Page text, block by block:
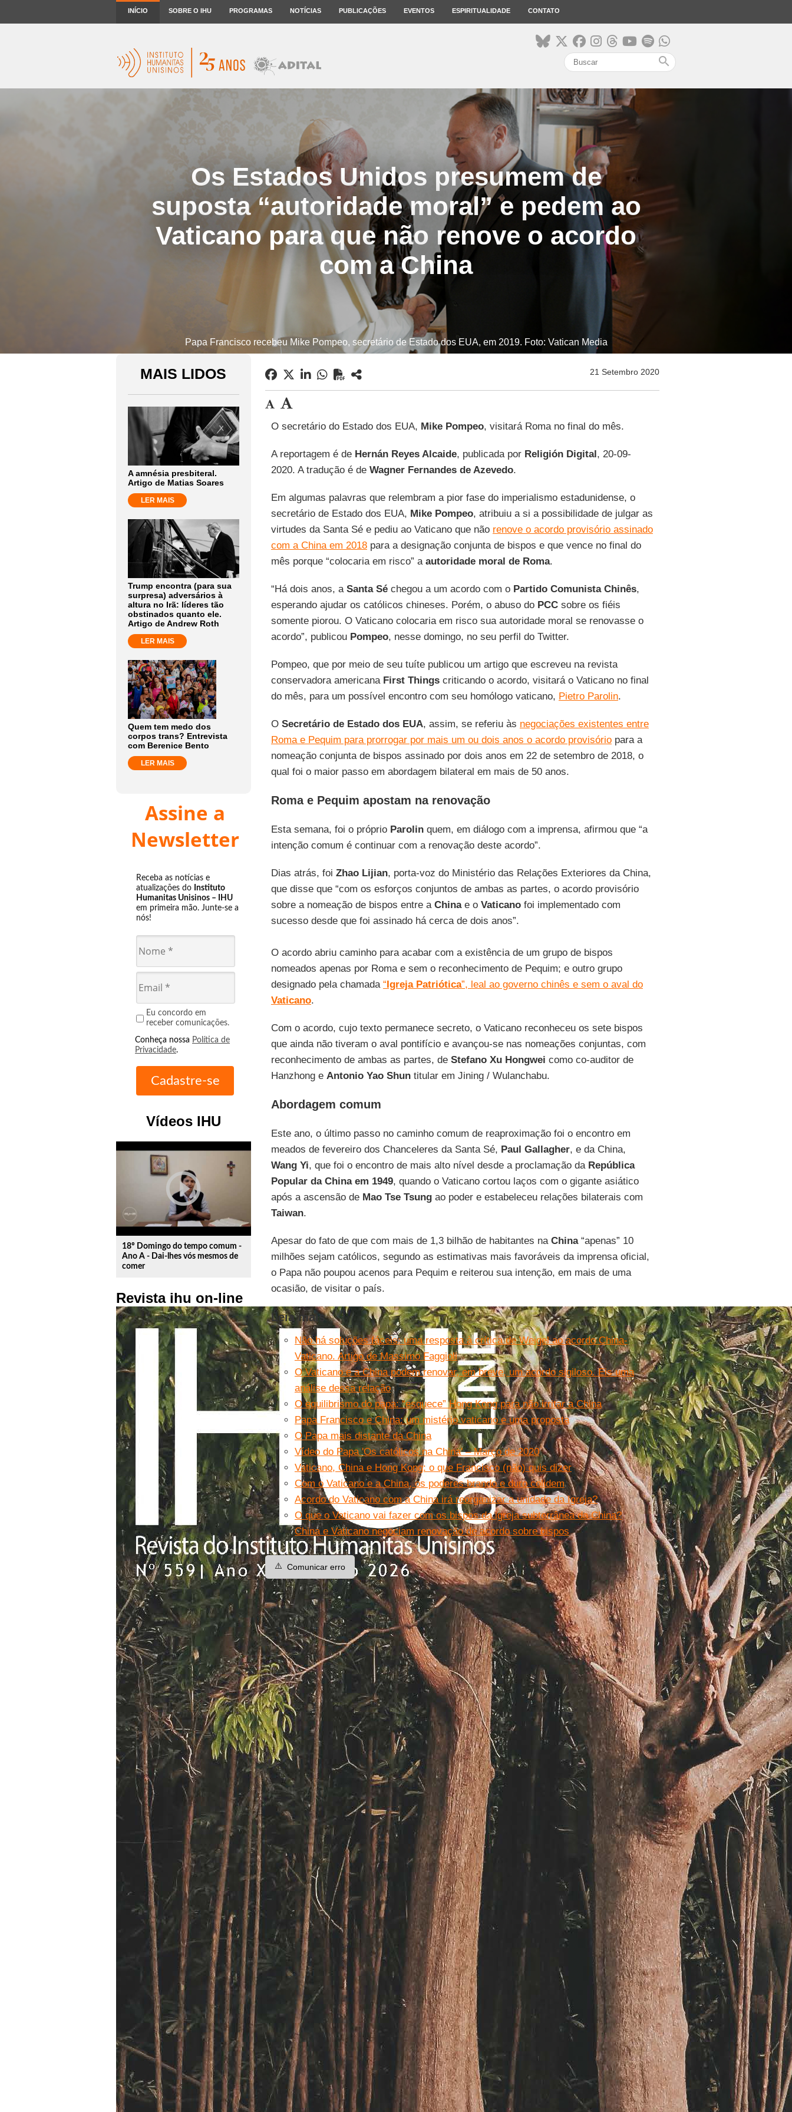
INÍCIO SOBRE O IHU PROGRAMAS NOTÍCIAS PUBLICAÇÕES EVENTOS ESPIRITUALIDADE CONTATO
search
Os Estados Unidos presumem de
suposta “autoridade moral” e pedem ao
Vaticano para que não renove o acordo
com a China
Papa Francisco recebeu Mike Pompeo, secretário de Estado dos EUA, em 2019. Foto: Vatican Media
MAIS LIDOS
A amnésia presbiteral.
Artigo de Matias Soares
LER MAIS
Trump encontra (para sua
surpresa) adversários à
altura no Irã: líderes tão
obstinados quanto ele.
Artigo de Andrew Roth
LER MAIS
Quem tem medo dos
corpos trans? Entrevista
com Berenice Bento
LER MAIS
Assine a
Newsletter
Receba as notícias e
atualizações do Instituto
Humanitas Unisinos – IHU
em primeira mão. Junte-se a
nós!
Eu concordo em
receber comunicações.
Conheça nossa Política de
Privacidade.
Vídeos IHU
play_circle_outline
18º Domingo do tempo comum -
Ano A - Dai-lhes vós mesmos de
comer
Revista ihu on-line
21 Setembro 2020
O secretário do Estado dos EUA, Mike Pompeo, visitará Roma no final do mês.
A reportagem é de Hernán Reyes Alcaide, publicada por Religión Digital, 20-09-
2020. A tradução é de Wagner Fernandes de Azevedo.
Em algumas palavras que relembram a pior fase do imperialismo estadunidense, o
secretário de Estado dos EUA, Mike Pompeo, atribuiu a si a possibilidade de julgar as
virtudes da Santa Sé e pediu ao Vaticano que não renove o acordo provisório assinado
com a China em 2018para a designação conjunta de bispos e que vence no final do
mês porque “colocaria em risco” a autoridade moral de Roma.
“Há dois anos, a Santa Séchegou a um acordo com o Partido Comunista Chinês,
esperando ajudar os católicos chineses. Porém, o abuso do PCCsobre os fiéis
somente piorou. O Vaticano colocaria em risco sua autoridade moral se renovasse o
acordo”, publicou Pompeo, nesse domingo, no seu perfil do Twitter.
Pompeo, que por meio de seu tuíte publicou um artigo que escreveu na revista
conservadora americana First Thingscriticando o acordo, visitará o Vaticano no final
do mês, para um possível encontro com seu homólogo vaticano, Pietro Parolin.
O Secretário de Estado dos EUA, assim, se referiu às negociações existentes entre
Roma e Pequim para prorrogar por mais um ou dois anos o acordo provisóriopara a
nomeação conjunta de bispos assinado por dois anos em 22 de setembro de 2018, o
qual foi o maior passo em abordagem bilateral em mais de 50 anos.
Roma e Pequim apostam na renovação
Esta semana, foi o próprio Parolinquem, em diálogo com a imprensa, afirmou que “a
intenção comum é continuar com a renovação deste acordo”.
Dias atrás, foi Zhao Lijian, porta-voz do Ministério das Relações Exteriores da China,
que disse que “com os esforços conjuntos de ambas as partes, o acordo provisório
sobre a nomeação de bispos entre a Chinae o Vaticanofoi implementado com
sucesso desde que foi assinado há cerca de dois anos”.
O acordo abriu caminho para acabar com a existência de um grupo de bispos
nomeados apenas por Roma e sem o reconhecimento de Pequim; e outro grupo
designado pela chamada “Igreja Patriótica”, leal ao governo chinês e sem o aval do
Vaticano.
Com o acordo, cujo texto permanece secreto, o Vaticano reconheceu os sete bispos
que ainda não tiveram o aval pontifício e avançou-se nas nomeações conjuntas, com
reconhecimento de ambas as partes, de Stefano Xu Hongwei como co-auditor de
Hanzhong e Antonio Yao Shuntitular em Jining / Wulanchabu.
Abordagem comum
Este ano, o último passo no caminho comum de reaproximação foi o encontro em
meados de fevereiro dos Chanceleres da Santa Sé, Paul Gallagher, e da China,
Wang Yi, que foi o encontro de mais alto nível desde a proclamação da República
Popular da China em 1949, quando o Vaticano cortou laços com o gigante asiático
após a ascensão de Mao Tse Tsungao poder e estabeleceu relações bilaterais com
Taiwan.
Apesar do fato de que com mais de 1,3 bilhão de habitantes na China“apenas” 10
milhões sejam católicos, segundo as estimativas mais favoráveis da imprensa oficial,
o Papa não poupou acenos para Pequim e reiterou sua intenção, em mais de uma
ocasião, de visitar o país.
Leia mais
Não há soluções fáceis: uma resposta à crítica de Weigel ao acordo China-
Vaticano. Artigo de Massimo Faggioli
O Vaticano e a China podem renovar, em breve, um acordo sigiloso. Eis uma
análise dessa relação
O equilibrismo do papa: “esquece” Hong Kong para não irritar a China
Papa Francisco e China: um mistério vaticano e uma proposta
O Papa mais distante da China
Vídeo do Papa 'Os católicos na China' – Março de 2020
Vaticano, China e Hong Kong: o que Francisco (não) quis dizer
Com o Vaticano e a China, os poderes brando e duro colidem
Acordo do Vaticano com a China irá reorganizar a unidade da Igreja?
O que o Vaticano vai fazer com os bispos da igreja subterrânea da China?
China e Vaticano negociam renovação de acordo sobre bispos
⚠️ Comunicar erro